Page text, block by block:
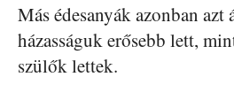
Más édesanyák azonban
házasságuk erősebb lett,
szülők lettek.